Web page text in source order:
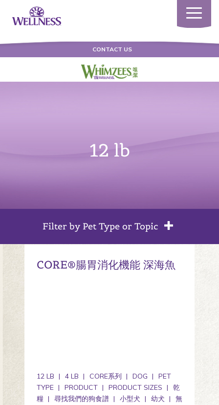
Toggle
CONTACT US
12 lb
Filter by Pet Type or Topic
CORE®腸胃消化機能 深海魚
12 LB 4 LB CORE系列 DOG
PET
TYPE
PRODUCT PRODUCT SIZES
乾
糧
尋找我們的狗食譜 小型犬 幼犬
無